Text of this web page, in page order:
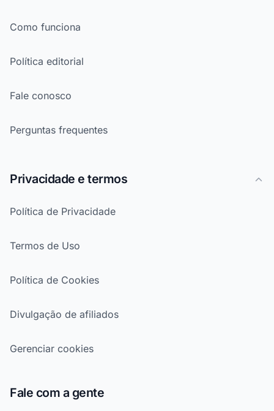
Como funciona
Política editorial
Fale conosco
Perguntas frequentes
Privacidade e termos
Política de Privacidade
Termos de Uso
Política de Cookies
Divulgação de afiliados
Gerenciar cookies
Fale com a gente